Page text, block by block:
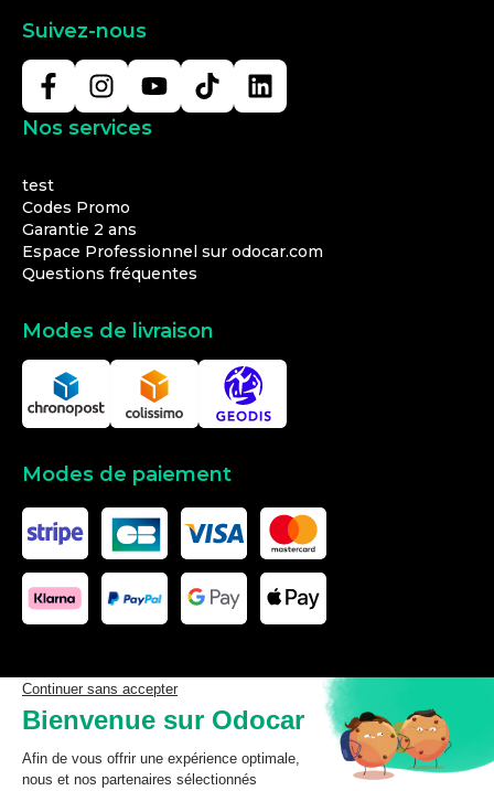
Suivez-nous
Nos services
test
Codes Promo
Garantie 2 ans
Espace Professionnel sur odocar.com
Questions fréquentes
Modes de livraison
Modes de paiement
Les données affichées ici, particulièrement la base de donnée
complète, ne doivent pas être copiées. Il est interdit d’exploiter les
données ou la base de données complète, de laisser un tiers les
exploiter, ni de les rendre accessible à un tiers, sans accord
préalable de TecDoc. Toute infraction constitue une violation des